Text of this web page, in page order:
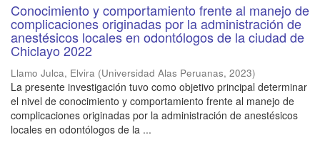
Conocimiento y comportamiento frente al manejo de
complicaciones originadas por la administración de
anestésicos locales en odontólogos de la ciudad de
Chiclayo 2022
Llamo Julca, Elvira (Universidad Alas Peruanas, 2023)
La presente investigación tuvo como objetivo principal determinar
el nivel de conocimiento y comportamiento frente al manejo de
complicaciones originadas por la administración de anestésicos
locales en odontólogos de la ...